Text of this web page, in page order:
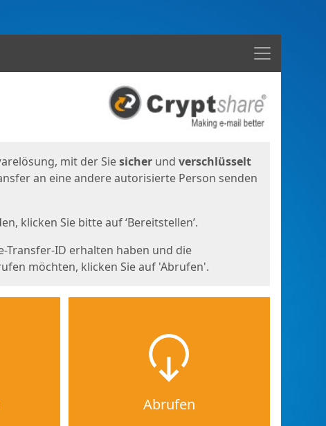
Menü
mit der Siesicher und verschlüsselt
an eine andere autorisierte Person senden
klicken Sie bitte auf ‘Bereitstellen’.
Transfer-ID erhalten haben und die
möchten, klicken Sie auf 'Abrufen'.
Abrufen